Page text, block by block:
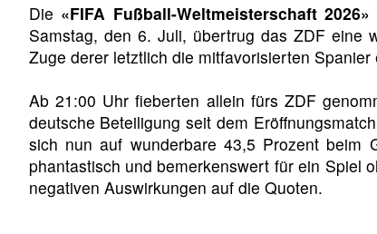
Die «FIFA Fußball-Weltmeisterschaft 2026»
Samstag, den 6. Juli, übertrug das ZDF eine
Zuge derer letztlich die mitfavorisierten
Ab 21:00 Uhr fieberten allein fürs ZDF
deutsche Beteiligung seit dem
sich nun auf wunderbare 43,5 Prozent beim
phantastisch und bemerkenswert für ein Spiel
negativen Auswirkungen auf die Quoten.